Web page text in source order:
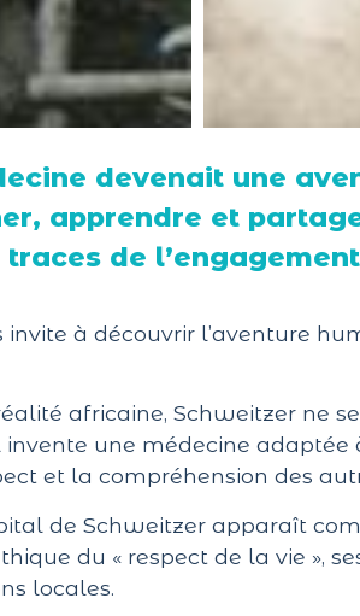
devenait une
apprendre et
de
invite à découvrir l’aventure
africaine, Schweitzer ne
une médecine adaptée
et la compréhension des
de Schweitzer apparaît
du « respect de la vie »,
locales.